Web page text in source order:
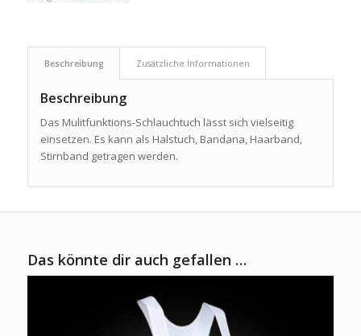
Beschreibung Zusätzliche Informationen
Beschreibung
Das Mulitfunktions-Schlauchtuch lässt sich vielseitig
einsetzen. Es kann als Halstuch, Bandana, Haarband,
Stirnband getragen werden.
Das könnte dir auch gefallen …